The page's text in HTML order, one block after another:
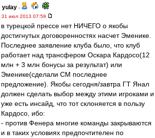
yulay -
31 июл 2013 07:59
в турецкой прессе нет НИЧЕГО о якобы
достигнутых договоренностях насчет Эменике.
Последнее заявление клуба было, что клуб
работает над трансфером Оскара Кардосо(12
млн + 3 млн бонусы за результат) или
Эменике(сделали СМ последнее
предложение). Якобы сегодня/завтра ГТ Янал
должен сделать выбор между этими игроками и
уже есть инсайд, что тот склоняется в пользу
Кардосо, ибо:
- против Фенера многие команды закрываются
и в таких условиях предпочтителен по